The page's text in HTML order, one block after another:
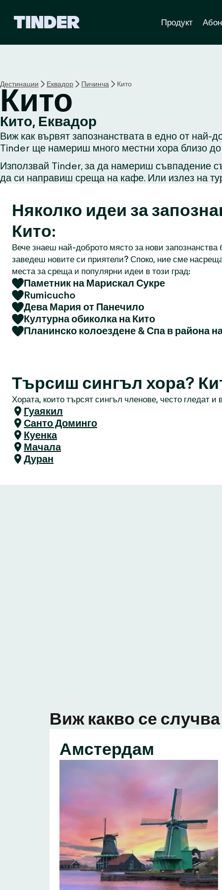
Н
л
о
Продукт
Дестинации Еквадор Пичинча Кито
Кито
Кито, Еквадор
Виж как вървят запознанствата в едно от
Tinder ще намериш много местни хора близо до
Използвай Tinder, за да намериш съвпадение
да си направиш среща на кафе. Или излез на
Няколко идеи за
Кито:
Вече знаеш най-доброто място за нови
заведеш новите си приятели? Споко, ние сме
места за среща и популярни идеи в този град:
Паметник на Марискал Сукре
Rumicucho
Дева Мария от Панечило
Културна обиколка на Кито
Планинско колоездене & Спа в района
Търсиш сингъл хора?
Хората, които търсят сингъл членове, често гледат и
Гуаякил
Санто Доминго
Куенка
Мачала
Дуран
Виж какво се
Амстердам